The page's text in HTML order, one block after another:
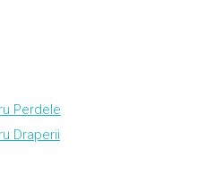
Perdele
Draperii